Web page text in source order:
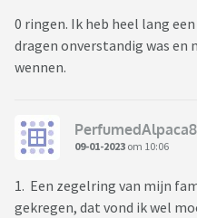
0 ringen. Ik heb heel lang
dragen onverstandig was en
wennen.
09-01-2023 om 10:06
1. Een zegelring van mijn
gekregen, dat vond ik wel